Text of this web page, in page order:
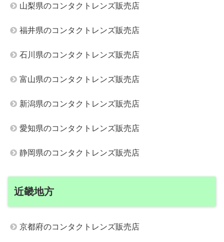
山梨県のコンタクトレンズ販売店
福井県のコンタクトレンズ販売店
石川県のコンタクトレンズ販売店
富山県のコンタクトレンズ販売店
新潟県のコンタクトレンズ販売店
愛知県のコンタクトレンズ販売店
静岡県のコンタクトレンズ販売店
近畿地方
京都府のコンタクトレンズ販売店